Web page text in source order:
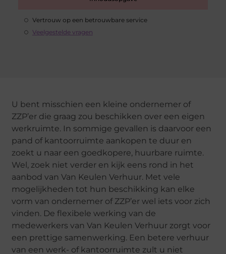
Vertrouw op een betrouwbare service
Veelgestelde vragen
U bent misschien een kleine ondernemer of
ZZP’er die graag zou beschikken over een eigen
werkruimte. In sommige gevallen is daarvoor een
pand of kantoorruimte aankopen te duur en
zoekt u naar een goedkopere, huurbare ruimte.
Wel, zoek niet verder en kijk eens rond in het
aanbod van Van Keulen Verhuur. Met vele
mogelijkheden tot hun beschikking kan elke
vorm van ondernemer of ZZP’er wel iets voor zich
vinden. De flexibele werking van de
medewerkers van Van Keulen Verhuur zorgt voor
een prettige samenwerking. Een betere verhuur
van een werk- of kantoorruimte zult u niet